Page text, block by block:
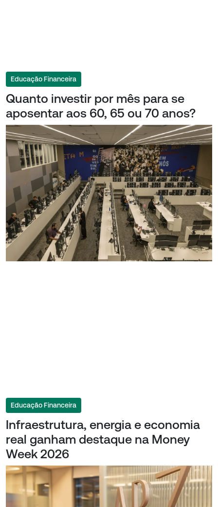
Educação Financeira
Quanto investir por mês para se
aposentar aos 60, 65 ou 70 anos?
Educação Financeira
Infraestrutura, energia e economia
real ganham destaque na Money
Week 2026